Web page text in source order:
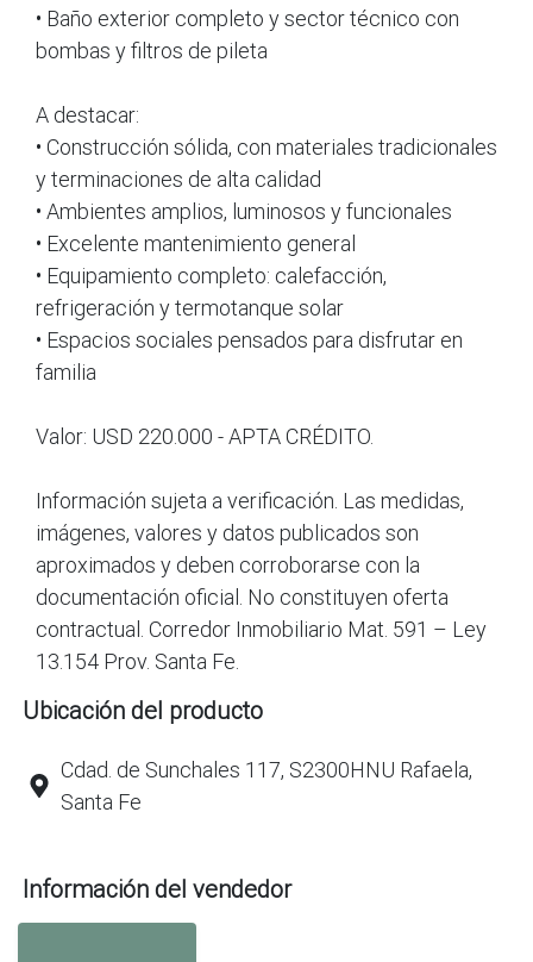
• Baño exterior completo y sector técnico con
bombas y filtros de pileta
A destacar:
• Construcción sólida, con materiales tradicionales
y terminaciones de alta calidad
• Ambientes amplios, luminosos y funcionales
• Excelente mantenimiento general
• Equipamiento completo: calefacción,
refrigeración y termotanque solar
• Espacios sociales pensados para disfrutar en
familia
Valor: USD 220.000 - APTA CRÉDITO.
Información sujeta a verificación. Las medidas,
imágenes, valores y datos publicados son
aproximados y deben corroborarse con la
documentación oficial. No constituyen oferta
contractual. Corredor Inmobiliario Mat. 591 – Ley
13.154 Prov. Santa Fe.
Ubicación del producto
Cdad. de Sunchales 117, S2300HNU Rafaela,
Santa Fe
Información del vendedor